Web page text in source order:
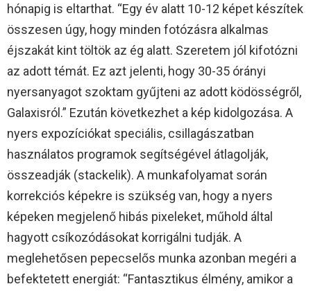
hónapig is eltarthat. “Egy év alatt 10-12 képet készítek
összesen úgy, hogy minden fotózásra alkalmas
éjszakát kint töltök az ég alatt. Szeretem jól kifotózni
az adott témát. Ez azt jelenti, hogy 30-35 órányi
nyersanyagot szoktam gyűjteni az adott ködösségről,
Galaxisról.” Ezután következhet a kép kidolgozása. A
nyers expozíciókat speciális, csillagászatban
használatos programok segítségével átlagolják,
összeadják (stackelik). A munkafolyamat során
korrekciós képekre is szükség van, hogy a nyers
képeken megjelenő hibás pixeleket, műhold által
hagyott csíkozódásokat korrigálni tudják. A
meglehetősen pepecselős munka azonban megéri a
befektetett energiát: “Fantasztikus élmény, amikor a